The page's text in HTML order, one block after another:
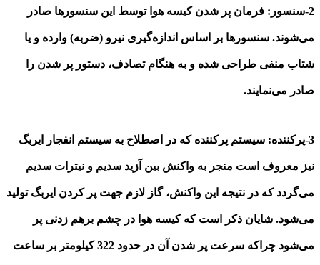
2-سنسور: فرمان پر شدن کیسه هوا توسط این سنسورها صادر
می‌شوند. سنسورها بر اساس اندازه‌گیری نیرو (ضربه) وارده و یا
شتاب منفی طراحی شده و به هنگام تصادف، دستور پر شدن را
صادر می‌نمایند.
3-پرکننده: سیستم پرکننده که در اصطلاح به سیستم انفجار ایربگ
نیز معروف است منجر به واکنش بین آزید سدیم و نیترات سدیم
می‌گردد که در نتیجه این واکنش، گاز لازم جهت پر کردن ایربگ تولید
می‌شود. شایان ذکر است که کیسه هوا در چشم برهم زدنی پر
می‌شود چراکه سرعت پر شدن آن در حدود 322 کیلومتر بر ساعت